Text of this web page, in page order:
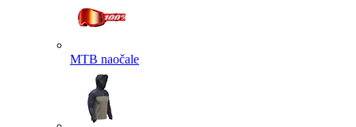
MTB naočale